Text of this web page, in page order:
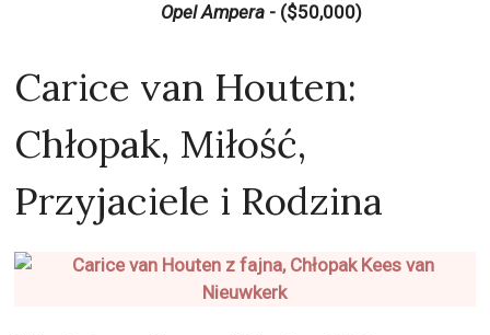
Opel Ampera- ($50,000)
Carice van Houten:
Chłopak, Miłość,
Przyjaciele i Rodzina